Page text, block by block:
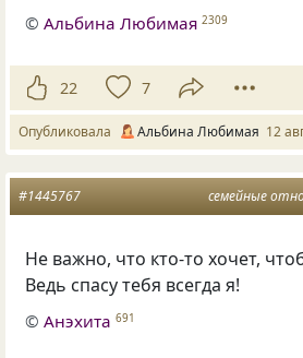
©Альбина Любимая 2309
22 7
Опубликовала Альбина Любимая 12
семейные
#1445767
Не важно, что кто-то хочет,
Ведь спасу тебя всегда я!
©Анэхита 691